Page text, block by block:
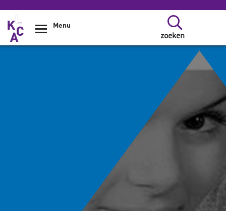
Overslaan en naar de inhoud gaan
zoeken
Menu